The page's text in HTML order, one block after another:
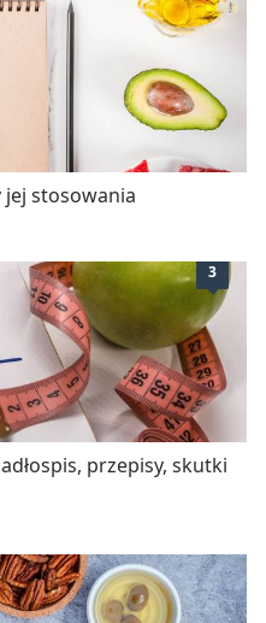
jej stosowania
3
przepisy, skutki